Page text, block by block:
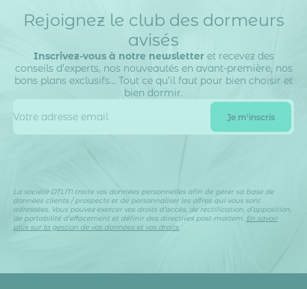
Rejoignez le club des dormeurs
avisés
Inscrivez-vous à notre newsletteret recevez des
conseils d’experts, nos nouveautés en avant-première, nos
bons plans exclusifs… Tout ce qu’il faut pour bien choisir et
bien dormir.
La société DTLM traite vos données personnelles afin de gérer sa base de
données clients / prospects et de personnaliser les offres qui vous sont
adressées. Vous pouvez exercer vos droits d’accès, de rectification, d’opposition,
de portabilité d’effacement et définir des directives post-mortem. En savoir
plus sur la gestion de vos données et vos droits.